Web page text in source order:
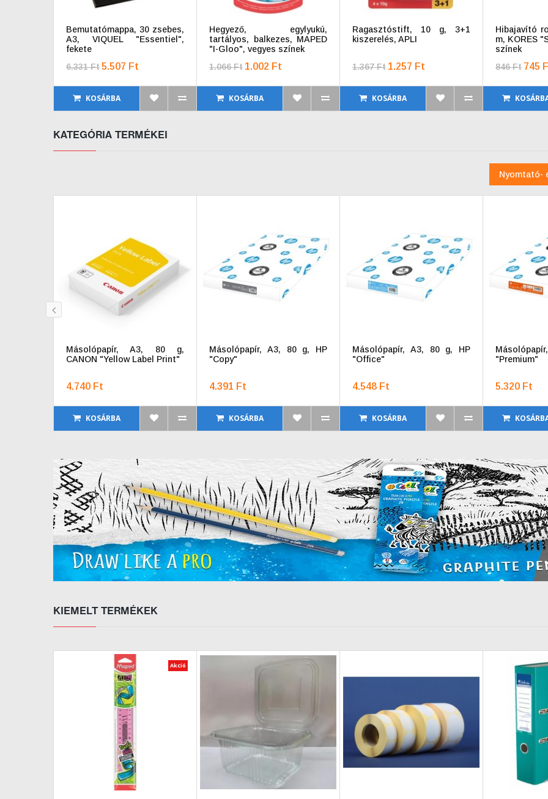
Bemutatómappa, 30 zsebes,
A3, VIQUEL "Essentiel",
fekete
6.331 Ft5.507 Ft
KOSÁRBA
Hegyező, egylyukú,
tartályos, balkezes, MAPED
"I-Gloo", vegyes színek
1.066 Ft 1.002 Ft
KOSÁRBA
Ragasztóstift, 10 g, 3+1
kiszerelés, APLI
1.367 Ft 1.257 Ft
KOSÁRBA
Hibajavító
m, KORES
színek
846 Ft 745
KATEGÓRIA TERMÉKEI
Nyomtató-
Másolópapír, A3, 80 g,
CANON "Yellow Label Print"
4.740 Ft
KOSÁRBA
Másolópapír, A3, 80 g, HP
"Copy"
4.391 Ft
KOSÁRBA
Másolópapír, A3, 80 g, HP
"Office"
4.548 Ft
KOSÁRBA
"Premium"
5.320 Ft
KIEMELT TERMÉKEK
Akció